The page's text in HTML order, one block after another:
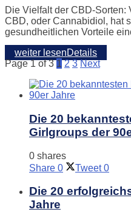
Die Vielfalt der CBD-Sorten:
CBD, oder Cannabidiol, hat
gesundheitlichen Vorteile
weiter lesenDetails
Page 1 of 3 1 2 3 Next
Die 20
Girlgroups der
0 shares
Share 0 Tweet 0
Die 20
Jahre